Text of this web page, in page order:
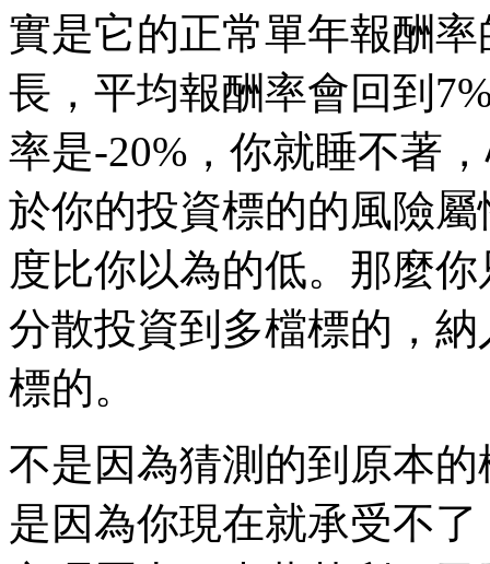
實是它的正常單年報酬
長，平均報酬率會回到
率是-20%，你就睡不著
於你的投資標的的風險
度比你以為的低。那麼
分散投資到多檔標的，
標的。
不是因為猜測的到原本
是因為你現在就承受不